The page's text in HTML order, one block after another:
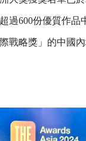
過600份優質作品
戰略獎」的中國